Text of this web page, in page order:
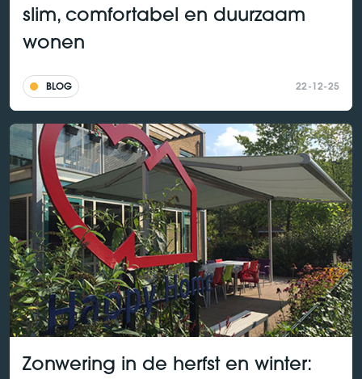
slim, comfortabel en duurzaam
wonen
BLOG 22-12-25
Zonwering in de herfst en winter: